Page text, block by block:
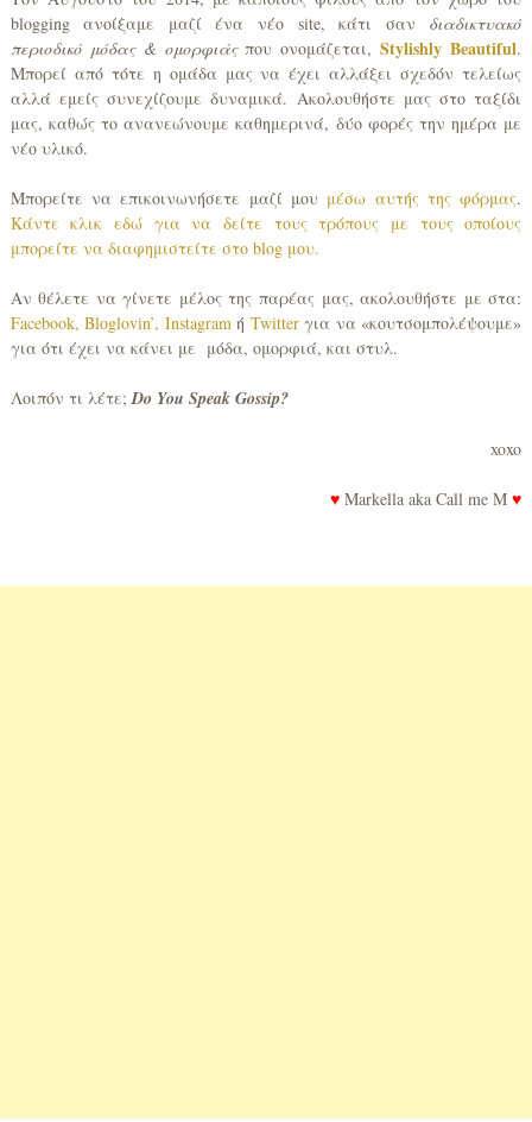
blogging ανοίξαμε μαζί ένα νέο site, κάτι σαν διαδικτυακό
περιοδικό μόδας & ομορφιάςπου ονομάζεται,Stylishly Beautiful.
Μπορεί από τότε η ομάδα μας να έχει αλλάξει σχεδόν τελείως
αλλά εμείς συνεχίζουμε δυναμικά. Ακολουθήστε μας στο ταξίδι
μας, καθώς το ανανεώνουμε καθημερινά, δύο φορές την ημέρα με
νέο υλικό.
Μπορείτε να επικοινωνήσετε μαζί μου μέσω αυτής της φόρμας.
Κάντε κλικ εδώ για να δείτε τους τρόπους με τους οποίους
μπορείτε να διαφημιστείτε στο blog μου.
Αν θέλετε να γίνετε μέλος της παρέας μας, ακολουθήστε με στα:
Facebook, Bloglovin’, Instagramή Twitterγια να «κουτσομπολέψουμε»
για ότι έχει να κάνει με μόδα, ομορφιά, και στυλ.
Λοιπόν τι λέτε;Do You Speak Gossip?
xoxo
♥ Markella aka Call me M♥